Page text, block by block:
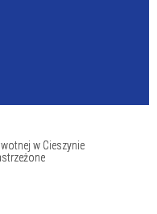
w Cieszynie